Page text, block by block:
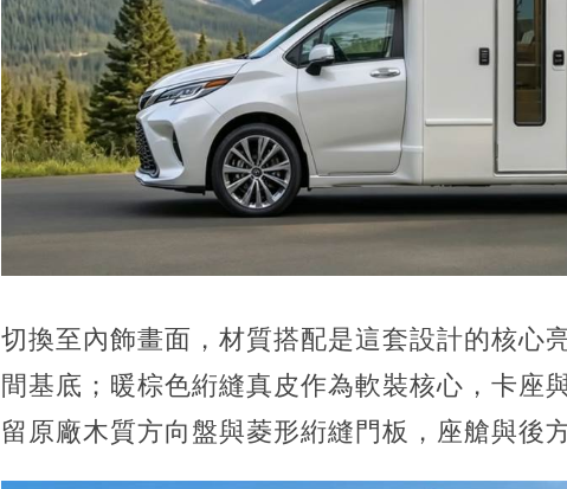
切換至內飾畫面，材質搭配是這套設計的核心
間基底；暖棕色絎縫真皮作為軟裝核心，卡座
留原廠木質方向盤與菱形絎縫門板，座艙與後